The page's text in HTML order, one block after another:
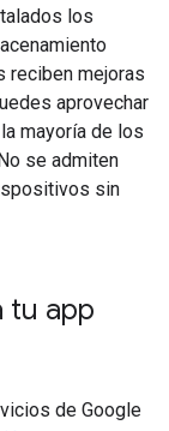
los
reciben mejoras
aprovechar
mayoría de los
se admiten
sin
tu app
de Google